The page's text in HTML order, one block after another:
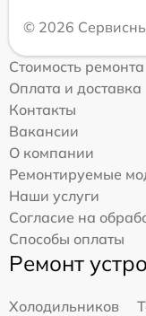
© 2026
Стоимость ремонта
Оплата и доставка
Контакты
Вакансии
О компании
Ремонтируемые
Наши услуги
Согласие на
Способы оплаты
Ремонт
Холодильников